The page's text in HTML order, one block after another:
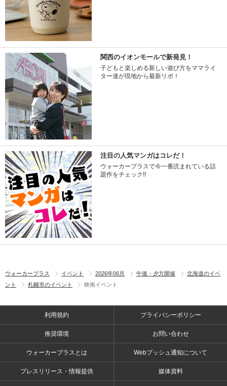
関西のイオンモールで新発見！
子どもと楽しめる新しい遊び方をママライ
ター達が現地から最新リポ！
注目の人気マンガはコレだ！
ウォーカープラスで今一番読まれている話
題作をチェック!!
ウォーカープラス イベント 2026年06月 午後・夕方開催
北海道のイベ
ント
札幌市のイベント 映画イベント
利用規約 プライバシーポリシー
推奨環境 お問い合わせ
ウォーカープラスとは Webプッシュ通知について
プレスリリース・情報提供 媒体資料